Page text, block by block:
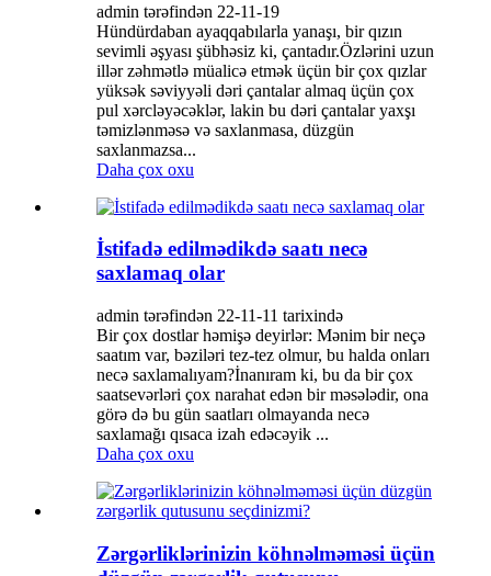
admin tərəfindən 22-11-19
Hündürdaban ayaqqabılarla yanaşı, bir qızın
sevimli əşyası şübhəsiz ki, çantadır.Özlərini uzun
illər zəhmətlə müalicə etmək üçün bir çox qızlar
yüksək səviyyəli dəri çantalar almaq üçün çox
pul xərcləyəcəklər, lakin bu dəri çantalar yaxşı
təmizlənməsə və saxlanmasa, düzgün
saxlanmazsa...
Daha çox oxu
İstifadə edilmədikdə saatı necə
saxlamaq olar
admin tərəfindən 22-11-11 tarixində
Bir çox dostlar həmişə deyirlər: Mənim bir neçə
saatım var, bəziləri tez-tez olmur, bu halda onları
necə saxlamalıyam?İnanıram ki, bu da bir çox
saatsevərləri çox narahat edən bir məsələdir, ona
görə də bu gün saatları olmayanda necə
saxlamağı qısaca izah edəcəyik ...
Daha çox oxu
Zərgərliklərinizin köhnəlməməsi üçün